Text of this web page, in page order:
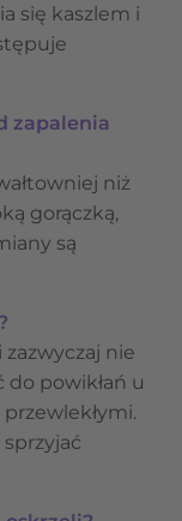
się kaszlem i
zapalenia
niż
gorączką,
są
nie
do powikłań u